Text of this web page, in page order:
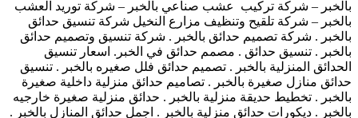
بالخبر – شركة تركيب عشب صناعي بالخبر – شركة توريد العشب
بالخبر – شركة تلقيح وتنظيف مزارع النخيل شركة تنسيق حدائق
بالخبر . شركة تصميم حدائق بالخبر . شركة تنسيق وتصميم حدائق
بالخبر . تنسيق حدائق . مصمم حدائق في الخبر. اسعار تنسيق
الحدائق المنزلية بالخبر . تصميم حدائق فلل صغيره بالخبر . تنسيق
حدائق منازل صغيرة بالخبر . تصاميم حدائق منزلية داخلية صغيرة
بالخبر . تخطيط حديقة منزلية بالخبر . حدائق منزلية صغيرة خارجيه
بالخبر . ديكورات حدائق منزلية بالخبر . اجمل حدائق المنازل بالخبر .